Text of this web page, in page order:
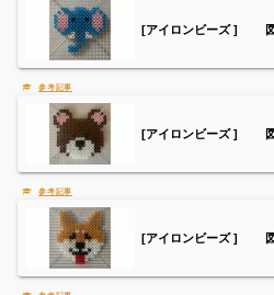
[アイロンビーズ ] 図
[アイロンビーズ ] 図
[アイロンビーズ ] 図